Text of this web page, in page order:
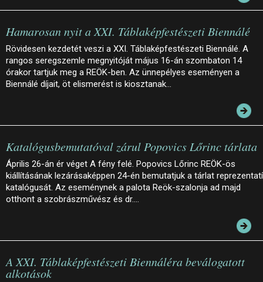
Hamarosan nyit a XXI. Táblaképfestészeti Biennálé
Rövidesen kezdetét veszi a XXI. Táblaképfestészeti Biennálé. A
rangos seregszemle megnyitóját május 16-án szombaton 14
órakor tartjuk meg a REÖK-ben. Az ünnepélyes eseményen a
Biennálé díjait, öt elismerést is kiosztanak…
Katalógusbemutatóval zárul Popovics Lőrinc tárlata
Április 26-án ér véget A fény felé. Popovics Lőrinc REÖK-ös
kiállításának lezárásaképpen 24-én bemutatjuk a tárlat
katalógusát. Az eseménynek a palota Reök-szalonja ad majd
otthont a szobrászművész és dr.…
A XXI. Táblaképfestészeti Biennáléra beválogatott
alkotások